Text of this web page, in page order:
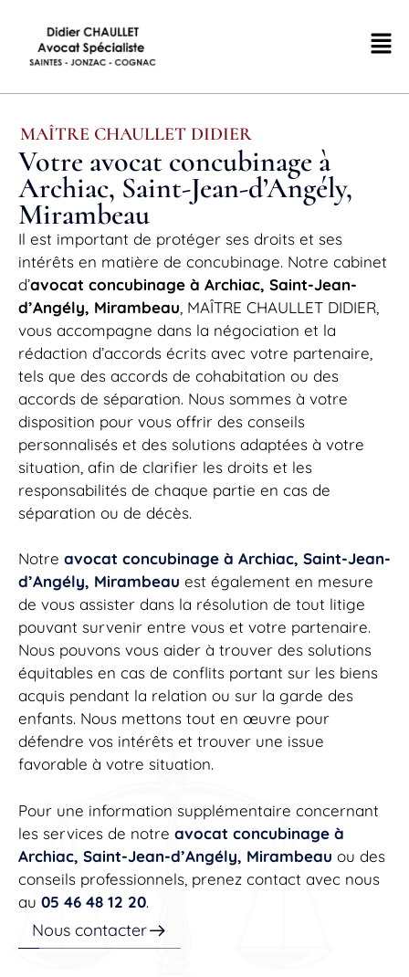
MAÎTRE CHAULLET DIDIER
Votre avocat concubinage à
Archiac, Saint-Jean-d’Angély,
Mirambeau
Il est important de protéger ses droits et ses
intérêts en matière de concubinage. Notre cabinet
d’avocat concubinage à Archiac, Saint-Jean-
d’Angély, Mirambeau , MAÎTRE CHAULLET DIDIER,
vous accompagne dans la négociation et la
rédaction d’accords écrits avec votre partenaire,
tels que des accords de cohabitation ou des
accords de séparation. Nous sommes à votre
disposition pour vous offrir des conseils
personnalisés et des solutions adaptées à votre
situation, afin de clarifier les droits et les
responsabilités de chaque partie en cas de
séparation ou de décès.
Notre avocat concubinage à Archiac, Saint-Jean-
d’Angély, Mirambeau est également en mesure
de vous assister dans la résolution de tout litige
pouvant survenir entre vous et votre partenaire.
Nous pouvons vous aider à trouver des solutions
équitables en cas de conflits portant sur les biens
acquis pendant la relation ou sur la garde des
enfants. Nous mettons tout en œuvre pour
défendre vos intérêts et trouver une issue
favorable à votre situation.
Pour une information supplémentaire concernant
les services de notre avocat concubinage à
Archiac, Saint-Jean-d’Angély, Mirambeau ou des
conseils professionnels, prenez contact avec nous
au 05 46 48 12 20.
Nous contacter